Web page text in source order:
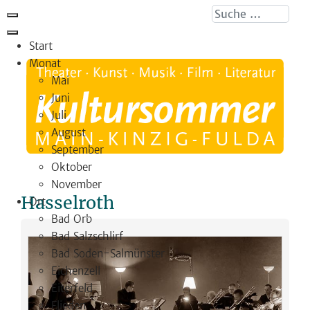
Suche ...
Start
Monat
Mai
Juni
Juli
August
September
Oktober
November
Ort
Bad Orb
Bad Salzschlirf
Bad Soden-Salmünster
Eichenzell
Eiterfeld
Flieden
Hasselroth